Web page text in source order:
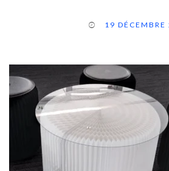
19 DÉCEMBRE